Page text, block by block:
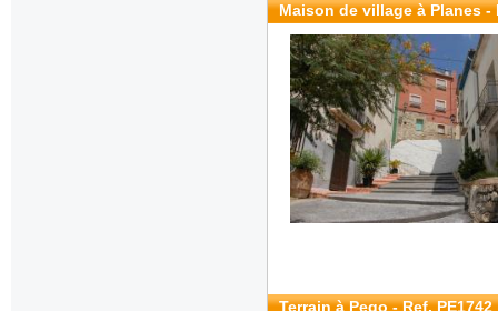
Maison de village à Planes -
Terrain à Pego - Ref. PE1742